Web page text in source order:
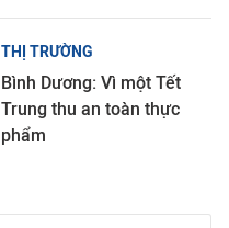
THỊ TRƯỜNG
Bình Dương: Vì một Tết
Trung thu an toàn thực
phẩm